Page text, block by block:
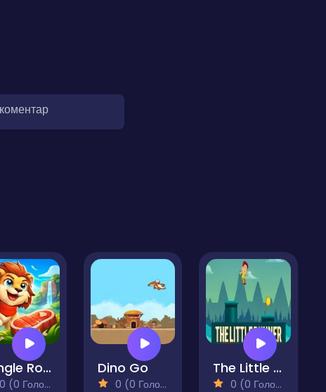
Jungle Roar
0 (0 Голосів)
Dino Go
0 (0 Голосів)
The Little Runner
0 (0 Голосів)